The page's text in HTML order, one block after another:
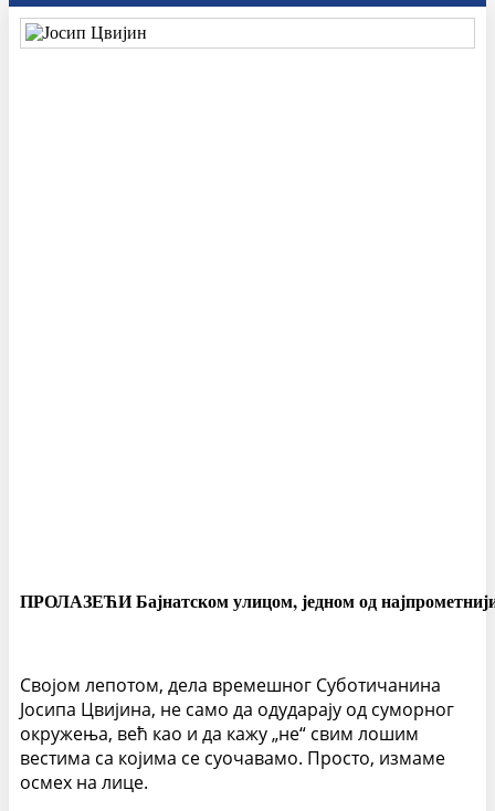
ПРОЛАЗЕЋИ Бајнатском улицом, једном од
Својом лепотом, дела времешног Суботичанина
Јосипа Цвијина, не само да одударају од суморног
окружења, већ као и да кажу „не“ свим лошим
вестима са којима се суочавамо. Просто, измаме
осмех на лице.